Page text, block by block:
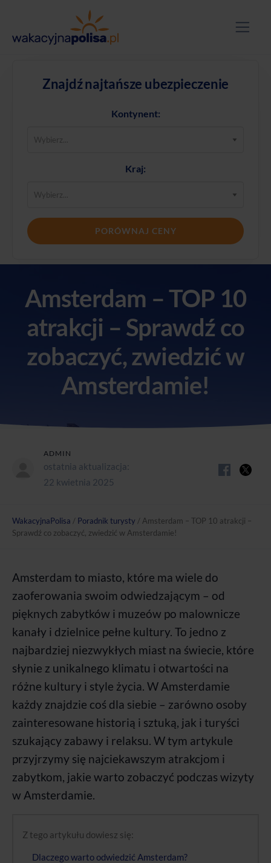
Znajdź najtańsze ubezpieczenie
Kontynent:
Kraj:
PORÓWNAJ CENY
Amsterdam – TOP 10
atrakcji – Sprawdź co
zobaczyć, zwiedzić w
Amsterdamie!
ADMIN
ostatnia aktualizacja:
22 kwietnia 2025
WakacyjnaPolisa / Poradnik turysty / Amsterdam – TOP 10 atrakcji –
Sprawdź co zobaczyć, zwiedzić w Amsterdamie!
Amsterdam to miasto, które ma wiele do
zaoferowania swoim odwiedzającym – od
pięknych zabytków i muzeów po malownicze
kanały i dzielnice pełne kultury. To jedno z
najbardziej niezwykłych miast na świecie, które
słynie z unikalnego klimatu i otwartości na
różne kultury i style życia. W Amsterdamie
każdy znajdzie coś dla siebie – zarówno osoby
zainteresowane historią i sztuką, jak i turyści
szukający zabawy i relaksu. W tym artykule
przyjrzymy się najciekawszym atrakcjom i
zabytkom, jakie warto zobaczyć podczas wizyty
w Amsterdamie.
Z tego artykułu dowiesz się:
Dlaczego warto odwiedzić Amsterdam?